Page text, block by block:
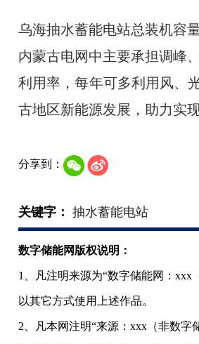
乌海抽水蓄能电站总装机容
内蒙古电网中主要承担调峰
利用率，每年可多利用风、
古地区新能源发展，助力实
分享到：
关键字： 抽水蓄能电站
数字储能网版权说明：
1、凡注明来源为“数字储能网：
以其它方式使用上述作品。
2、凡本网注明“来源：xxx（非数